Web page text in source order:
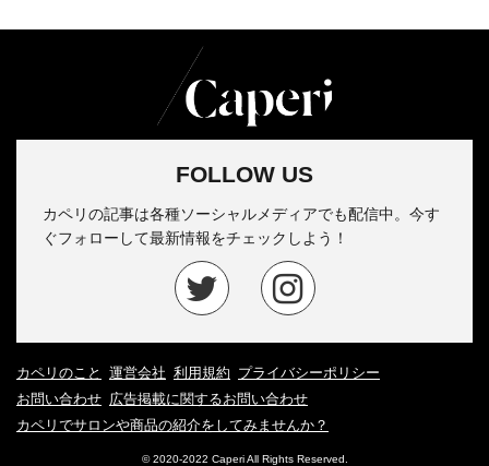
FOLLOW US
カペリの記事は各種ソーシャルメディアでも配信中。今す
ぐフォローして最新情報をチェックしよう！
カペリのこと 運営会社 利用規約 プライバシーポリシー
お問い合わせ 広告掲載に関するお問い合わせ
カペリでサロンや商品の紹介をしてみませんか？
© 2020-2022 Caperi All Rights Reserved.